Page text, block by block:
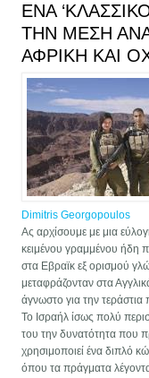
ΕΝΑ
ΤΗΝ ΜΕΣΗ
ΑΦΡΙΚΗ ΚΑΙ
Dimitris Georgopoulos
Ας αρχίσουμε με μια
κειμένου γραμμένου ήδη
στα Εβραϊκ εξ ορισμού
μεταφράζονταν στα
άγνωστο για την
Το Ισραήλ ίσως πολύ
του την δυνατότητα που
χρησιμοποιεί ένα διπλό
όπου τα πράγματα